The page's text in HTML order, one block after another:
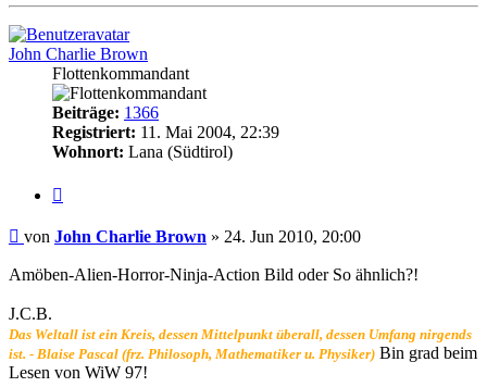
John Charlie Brown
Flottenkommandant
Beiträge: 1366
Registriert: 11. Mai 2004, 22:39
Wohnort: Lana (Südtirol)
Beitrag
von John Charlie Brown » 24. Jun 2010, 20:00
Amöben-Alien-Horror-Ninja-Action Bild oder So ähnlich?!
J.C.B.
Das Weltall ist ein Kreis, dessen Mittelpunkt überall, dessen Umfang nirgends
ist. - Blaise Pascal (frz. Philosoph, Mathematiker u. Physiker) Bin grad beim
Lesen von WiW 97!